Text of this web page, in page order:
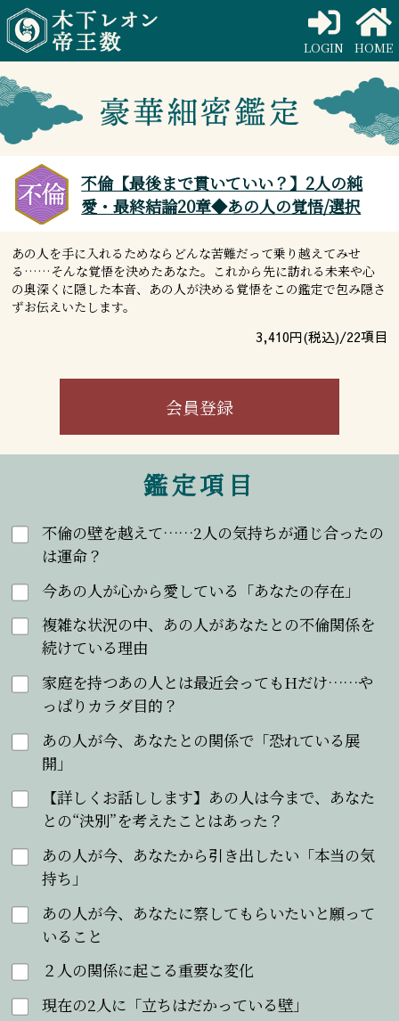
LOGIN HOME
不倫【最後まで貫いていい？】2人の純
愛・最終結論20章◆あの人の覚悟/選択
あの人を手に入れるためならどんな苦難だって乗り越えてみせ
る……そんな覚悟を決めたあなた。これから先に訪れる未来や心
の奥深くに隠した本音、あの人が決める覚悟をこの鑑定で包み隠さ
ずお伝えいたします。
3,410円(税込)/22項目
会員登録
鑑定項目
不倫の壁を越えて……2人の気持ちが通じ合ったの
は運命？
今あの人が心から愛している「あなたの存在」
複雑な状況の中、あの人があなたとの不倫関係を
続けている理由
家庭を持つあの人とは最近会ってもHだけ……や
っぱりカラダ目的？
あの人が今、あなたとの関係で「恐れている展
開」
【詳しくお話しします】あの人は今まで、あなた
との“決別”を考えたことはあった？
あの人が今、あなたから引き出したい「本当の気
持ち」
あの人が今、あなたに察してもらいたいと願って
いること
２人の関係に起こる重要な変化
現在の2人に「立ちはだかっている壁」